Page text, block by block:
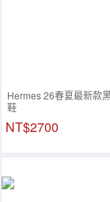
Hermes 26春夏最新款
鞋
NT$2700